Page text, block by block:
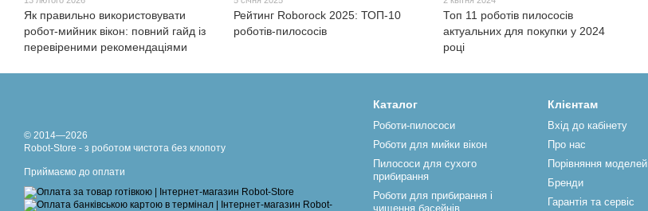
Як правильно використовувати
робот-мийник вікон: повний гайд із
перевіреними рекомендаціями
Рейтинг Roborock 2025: ТОП-10
роботів-пилососів
Топ 11 роботів пилососів
актуальних для покупки у 2024
році
© 2014—2026
Robot-Store - з роботом чистота без клопоту
Приймаємо до оплати
Каталог
Роботи-пилососи
Роботи для мийки вікон
Пилососи для сухого
прибирання
Роботи для прибирання і
чищення басейнів
Клієнтам
Вхід до кабінету
Про нас
Порівняння моделей
Бренди
Гарантія та сервіс